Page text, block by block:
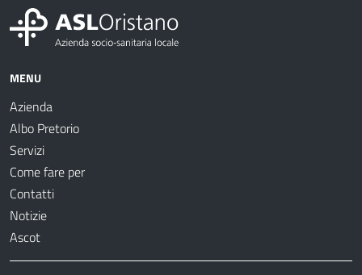
MENU
Azienda
Albo Pretorio
Servizi
Come fare per
Contatti
Notizie
Ascot